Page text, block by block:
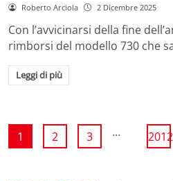
Roberto Arciola 2 Dicembre 2025
Con l’avvicinarsi della fine
rimborsi del modello 730 che
Leggi di più
1 2 3 ... 2012